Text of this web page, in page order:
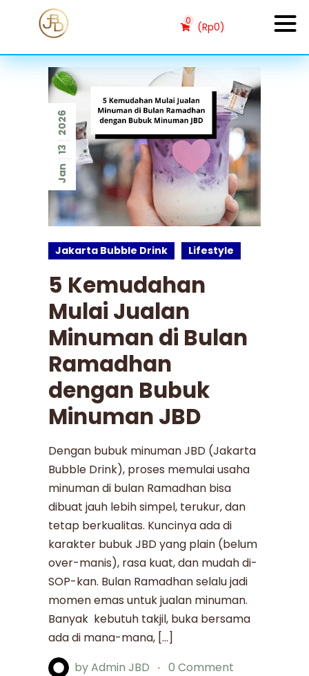
0 (Rp0)
Jan
13
2026
Jakarta Bubble Drink Lifestyle
5 Kemudahan
Mulai Jualan
Minuman di Bulan
Ramadhan
dengan Bubuk
Minuman JBD
Dengan bubuk minuman JBD (Jakarta
Bubble Drink), proses memulai usaha
minuman di bulan Ramadhan bisa
dibuat jauh lebih simpel, terukur, dan
tetap berkualitas. Kuncinya ada di
karakter bubuk JBD yang plain (belum
over-manis), rasa kuat, dan mudah di-
SOP-kan. Bulan Ramadhan selalu jadi
momen emas untuk jualan minuman.
Banyak kebutuh takjil, buka bersama
ada di mana-mana, […]
byAdmin JBD
0 Comment